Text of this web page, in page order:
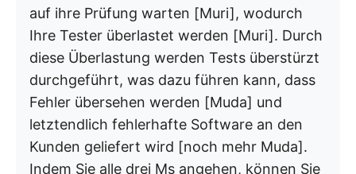
auf ihre Prüfung warten [Muri], wodurch
Ihre Tester überlastet werden [Muri]. Durch
diese Überlastung werden Tests überstürzt
durchgeführt, was dazu führen kann, dass
Fehler übersehen werden [Muda] und
letztendlich fehlerhafte Software an den
Kunden geliefert wird [noch mehr Muda].
Indem Sie alle drei Ms angehen, können Sie